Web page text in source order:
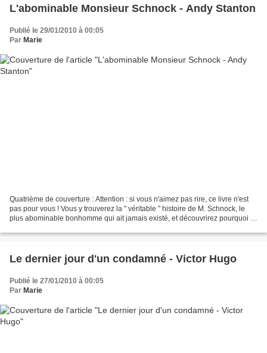
L'abominable Monsieur Schnock - Andy Stanton
Publié le 29/01/2010 à 00:05
Par Marie
Quatrième de couverture : Attention : si vous n'aimez pas rire, ce livre n'est
pas pour vous ! Vous y trouverez la " véritable " histoire de M. Schnock, le
plus abominable bonhomme qui ait jamais existé, et découvrirez pourquoi il
Le dernier jour d'un condamné - Victor Hugo
Publié le 27/01/2010 à 00:05
Par Marie